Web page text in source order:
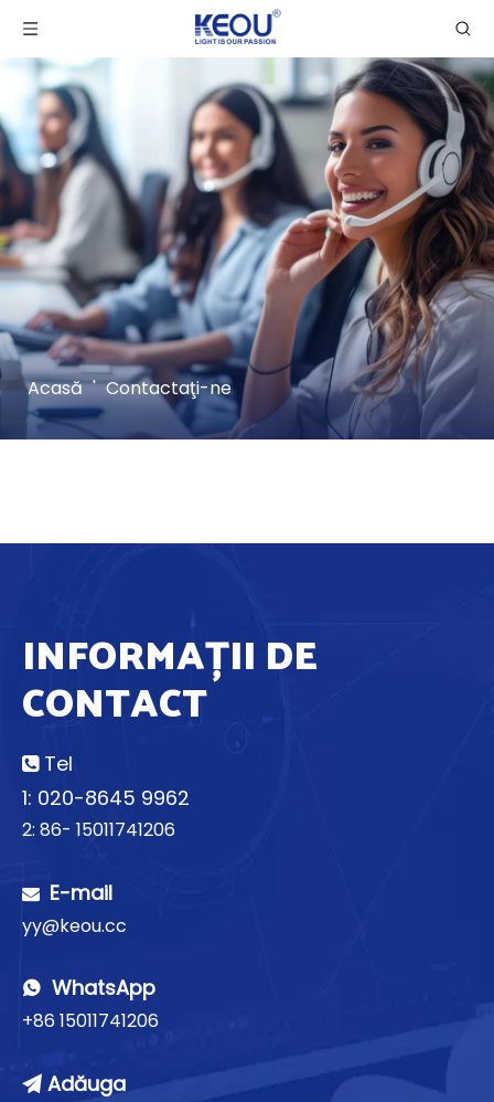
Acasă ' Contactaţi-ne
INFORMAȚII DE
CONTACT
Tel
1: 020-8645 9962
2: 86- 15011741206
 E-mail
yy@keou.cc
 WhatsApp
+86 15011741206
 Adăuga